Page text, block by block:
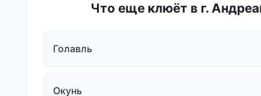
Что еще клюёт в г.
Голавль
Окунь